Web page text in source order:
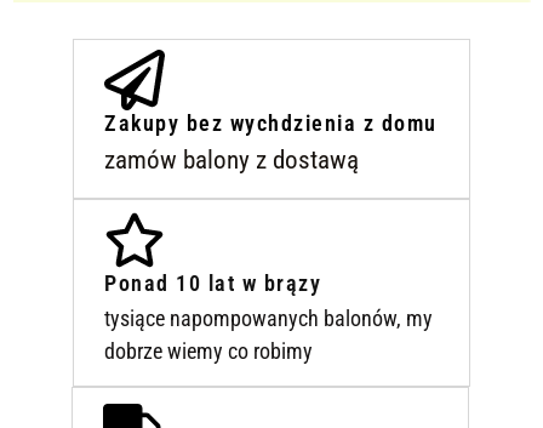
Zakupy bez wychdzienia z domu
zamów balony z dostawą
Ponad 10 lat w brązy
tysiące napompowanych balonów, my
dobrze wiemy co robimy